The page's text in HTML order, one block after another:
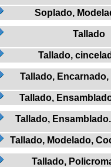
Soplado,
Tallado
Tallado,
Tallado,
Tallado,
Tallado,
Tallado, Modelado,
Tallado,